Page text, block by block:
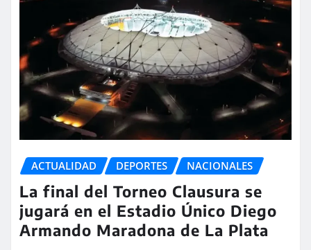
ACTUALIDAD DEPORTES NACIONALES
La final del Torneo Clausura se
jugará en el Estadio Único Diego
Armando Maradona de La Plata